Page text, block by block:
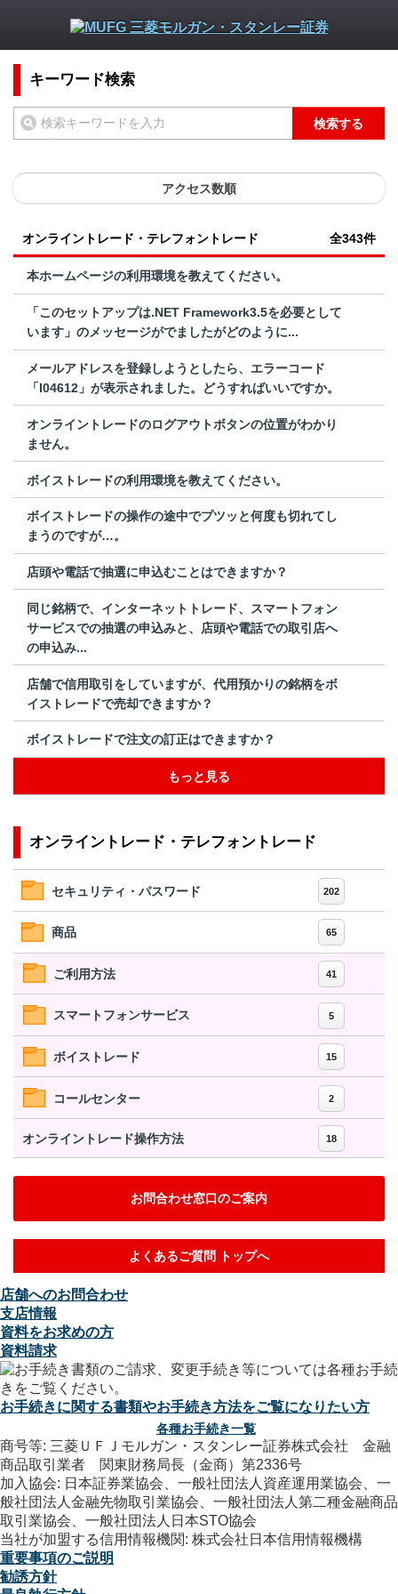
キーワード検索
検索する
アクセス数順
オンライントレード・テレフォントレード 全343件
本ホームページの利用環境を教えてください。
「このセットアップは.NET Framework3.5を必要として
います」のメッセージがでましたがどのように...
メールアドレスを登録しようとしたら、エラーコード
「I04612」が表示されました。どうすればいいですか。
オンライントレードのログアウトボタンの位置がわかり
ません。
ボイストレードの利用環境を教えてください。
ボイストレードの操作の途中でプツッと何度も切れてし
まうのですが…。
店頭や電話で抽選に申込むことはできますか？
同じ銘柄で、インターネットトレード、スマートフォン
サービスでの抽選の申込みと、店頭や電話での取引店へ
の申込み...
店舗で信用取引をしていますが、代用預かりの銘柄をボ
イストレードで売却できますか？
ボイストレードで注文の訂正はできますか？
もっと見る
オンライントレード・テレフォントレード
セキュリティ・パスワード 202
商品 65
ご利用方法 41
スマートフォンサービス 5
ボイストレード 15
コールセンター 2
オンライントレード操作方法 18
お問合わせ窓口のご案内
よくあるご質問 トップへ
店舗へのお問合わせ
支店情報
資料をお求めの方
資料請求
お手続きに関する書類やお手続き方法をご覧になりたい方
各種お手続き一覧
商号等: 三菱ＵＦＪモルガン・スタンレー証券株式会社 金融
商品取引業者 関東財務局長（金商）第2336号
加入協会: 日本証券業協会、一般社団法人資産運用業協会、一
般社団法人金融先物取引業協会、一般社団法人第二種金融商品
取引業協会、一般社団法人日本STO協会
当社が加盟する信用情報機関: 株式会社日本信用情報機構
重要事項のご説明
勧誘方針